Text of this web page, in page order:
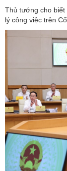
Thủ tướng cho biết
lý công việc trên